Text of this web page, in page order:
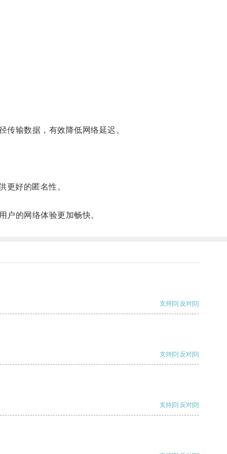
输数据，有效降低网络延迟。
好的匿名性。
的网络体验更加畅快。
支持[0] 反对[0]
支持[0] 反对[0]
支持[0] 反对[0]